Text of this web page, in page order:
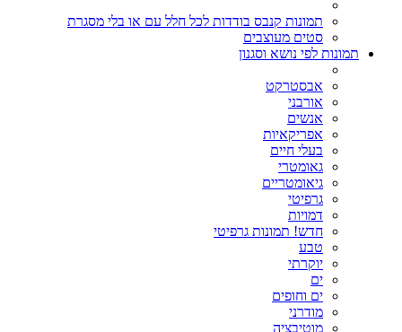
תמונות קנבס בודדות לכל חלל עם או בלי מסגרת
סטים מעוצבים
תמונות לפי נושא וסגנון
אבסטרקט
אורבני
אנשים
אפריקאיות
בעלי חיים
גאומטרי
גיאומטריים
גרפיטי
דמויות
חדש! תמונות גרפיטי
טבע
יוקרתי
ים
ים וחופים
מודרני
מוטיבציה